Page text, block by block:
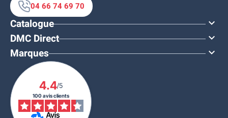
04 66 74 69 70
Catalogue 
DMC Direct 
Marques 
4.4/5
100 avis clients